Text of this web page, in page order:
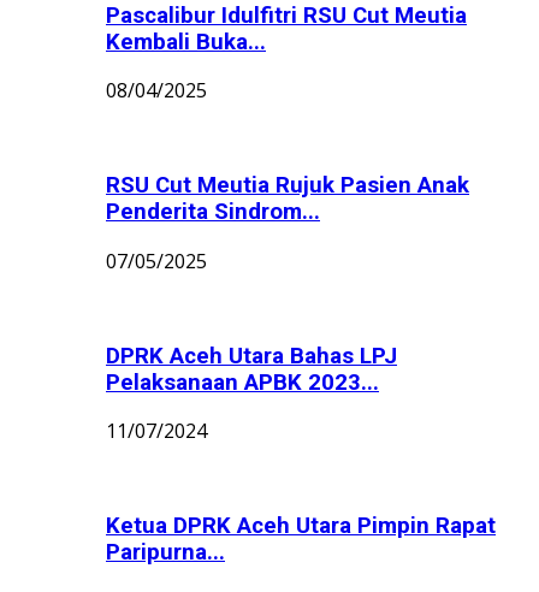
Pascalibur Idulfitri RSU Cut Meutia
Kembali Buka...
08/04/2025
RSU Cut Meutia Rujuk Pasien Anak
Penderita Sindrom...
07/05/2025
DPRK Aceh Utara Bahas LPJ
Pelaksanaan APBK 2023...
11/07/2024
Ketua DPRK Aceh Utara Pimpin Rapat
Paripurna...